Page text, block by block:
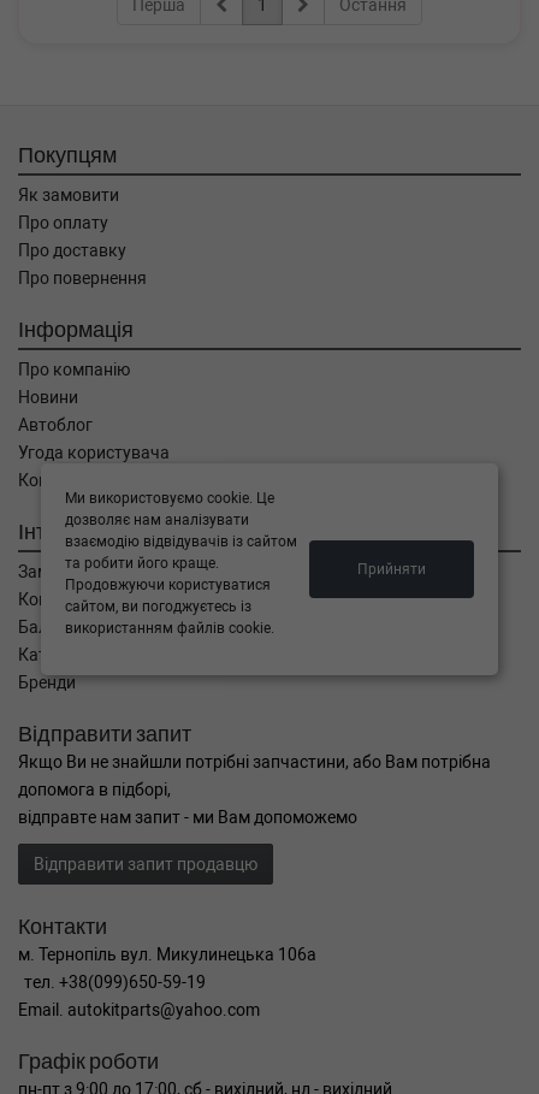
Перша 1 Остання
Покупцям
Як замовити
Про оплату
Про доставку
Про повернення
Інформація
Про компанію
Новини
Автоблог
Угода користувача
Контакти
Інтернет магазин
Замовлення
Кошик
Баланс
Каталог товарів
Бренди
Відправити запит
Якщо Ви не знайшли потрібні запчастини, або Вам потрібна
допомога в підборі,
відправте нам запит - ми Вам допоможемо
Відправити запит продавцю
Контакти
м. Тернопіль вул. Микулинецька 106а
тел. +38(099)650-59-19
Email. autokitparts@yahoo.com
Графік роботи
пн-пт з 9:00 до 17:00, сб - вихідний, нд - вихідний
Ми використовуємо cookie. Це
дозволяє нам аналізувати
взаємодію відвідувачів із сайтом
та робити його краще.
Продовжуючи користуватися
сайтом, ви погоджуєтесь із
використанням файлів cookie.
Прийняти